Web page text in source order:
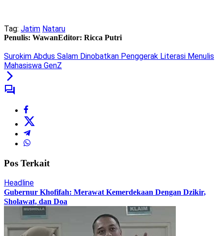
Tag: Jatim Nataru
Penulis: WawanEditor: Ricca Putri
Surokim Abdus Salam Dinobatkan Penggerak Literasi Menulis
Mahasiswa GenZ
Pos Terkait
Headline
Gubernur Khofifah: Merawat Kemerdekaan Dengan Dzikir,
Sholawat, dan Doa